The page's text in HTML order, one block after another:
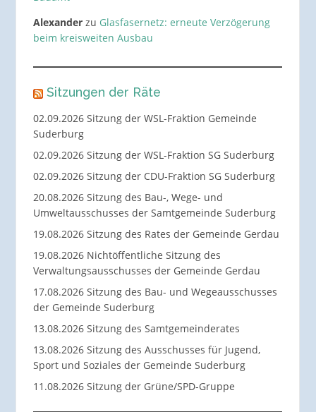
Alexanderzu Glasfasernetz: erneute Verzögerung
beim kreisweiten Ausbau
Sitzungen der Räte
02.09.2026 Sitzung der WSL-Fraktion Gemeinde
Suderburg
02.09.2026 Sitzung der WSL-Fraktion SG Suderburg
02.09.2026 Sitzung der CDU-Fraktion SG Suderburg
20.08.2026 Sitzung des Bau-, Wege- und
Umweltausschusses der Samtgemeinde Suderburg
19.08.2026 Sitzung des Rates der Gemeinde Gerdau
19.08.2026 Nichtöffentliche Sitzung des
Verwaltungsausschusses der Gemeinde Gerdau
17.08.2026 Sitzung des Bau- und Wegeausschusses
der Gemeinde Suderburg
13.08.2026 Sitzung des Samtgemeinderates
13.08.2026 Sitzung des Ausschusses für Jugend,
Sport und Soziales der Gemeinde Suderburg
11.08.2026 Sitzung der Grüne/SPD-Gruppe